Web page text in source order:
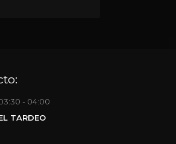
- 04:00
TARDEO